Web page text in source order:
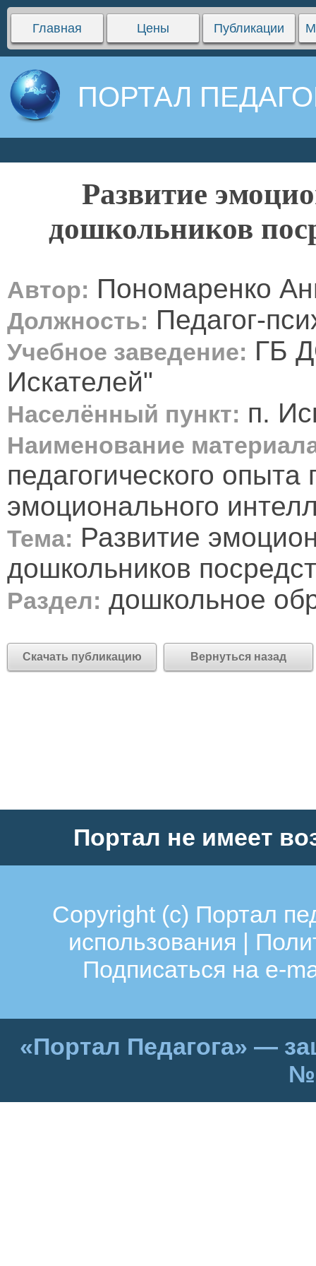
Главная Цены Публикации
ПОРТАЛ
Развитие
дошкольников
Автор: Пономаренко
Должность: Педагог-
Учебное заведение: ГБ
Искателей"
Населённый пункт: п.
Наименование
педагогического
эмоционального
Тема: Развитие
дошкольников
Раздел: дошкольное
Скачать публикацию Вернуться назад
Портал не имеет
Copyright (c) Портал
использования |
Подписаться на e-
«Портал Педагога» —